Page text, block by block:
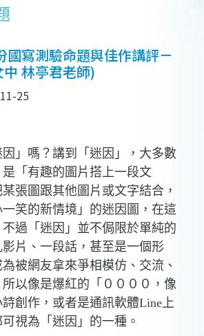
國寫測驗命題與佳作講評－
林亭君老師)
25
嗎？講到「迷因」，大多數
「有趣的圖片搭上一段文
張圖跟其他圖片或文字結合，
笑的新情境」的迷因圖，在這
過「迷因」並不侷限於單純的
片、一段話，甚至是一個形
被網友拿來爭相模仿、交流、
以像是爆紅的「００００，像
創作，或者是通訊軟體Line上
視為「迷因」的一種。